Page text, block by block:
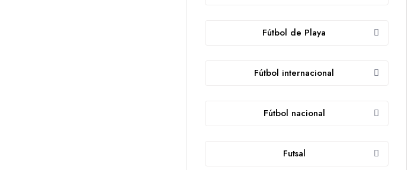
Fútbol de Playa
Fútbol internacional
Fútbol nacional
Futsal